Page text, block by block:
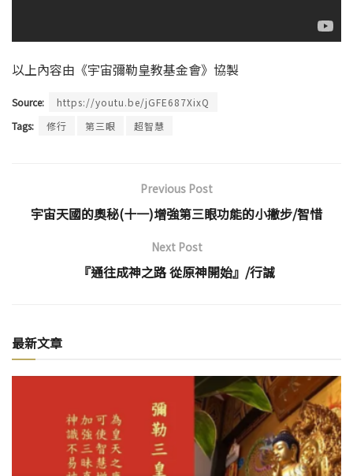
以上內容由《宇宙彌勒皇教基金會》協製
Source:
https://youtu.be/jGFE687XixQ
Tags:
修行 第三眼 超智慧
Previous Post
宇宙天國的奧秘(十一)增強第三眼功能的小撇步/智惜
Next Post
『通往成神之路 從原神開始』/行誠
最新文章